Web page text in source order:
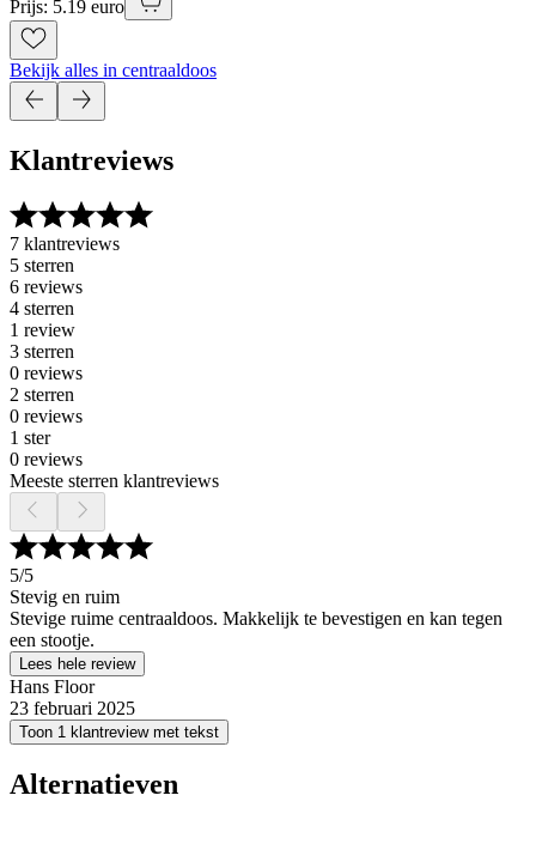
Prijs: 5.19 euro
Bekijk alles in centraaldoos
Klantreviews
7 klantreviews
5 sterren
6 reviews
4 sterren
1 review
3 sterren
0 reviews
2 sterren
0 reviews
1 ster
0 reviews
Meeste sterren klantreviews
5/5
Stevig en ruim
Stevige ruime centraaldoos. Makkelijk te bevestigen en kan tegen
een stootje.
Lees hele review
Hans Floor
23 februari 2025
Toon 1 klantreview met tekst
Alternatieven